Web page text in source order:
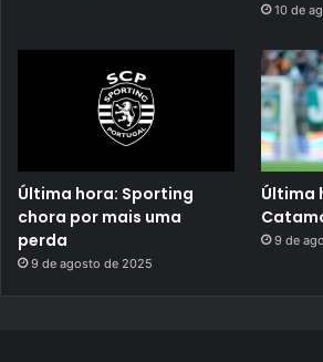
10 de
Última hora: Sporting
chora por mais uma
perda
9 de agosto de 2025
Última
9 de